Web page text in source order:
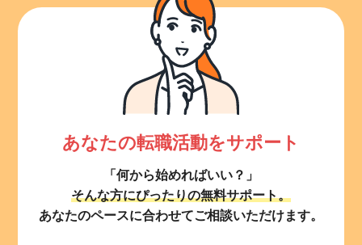
あなたの転職活動をサポート
「何から始めればいい？」
そんな方にぴったりの無料サポート。
あなたのペースに合わせてご相談いただけます。